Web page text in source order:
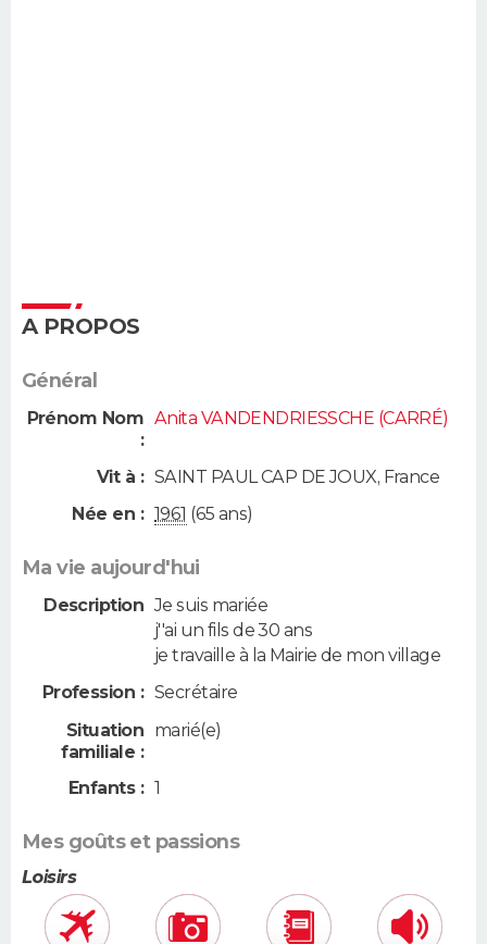
A PROPOS
Général
Prénom Nom
:
Anita VANDENDRIESSCHE (CARRÉ)
Vit à : SAINT PAUL CAP DE JOUX, France
Née en : 1961 (65 ans)
Ma vie aujourd'hui
Description Je suis mariée
j''ai un fils de 30 ans
je travaille à la Mairie de mon village
Profession : Secrétaire
Situation
familiale :
marié(e)
Enfants : 1
Mes goûts et passions
Loisirs